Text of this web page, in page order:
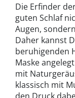
Die Erfinder
guten Schlaf
Augen,
Daher kannst
beruhigenden
Maske
mit
klassisch mit